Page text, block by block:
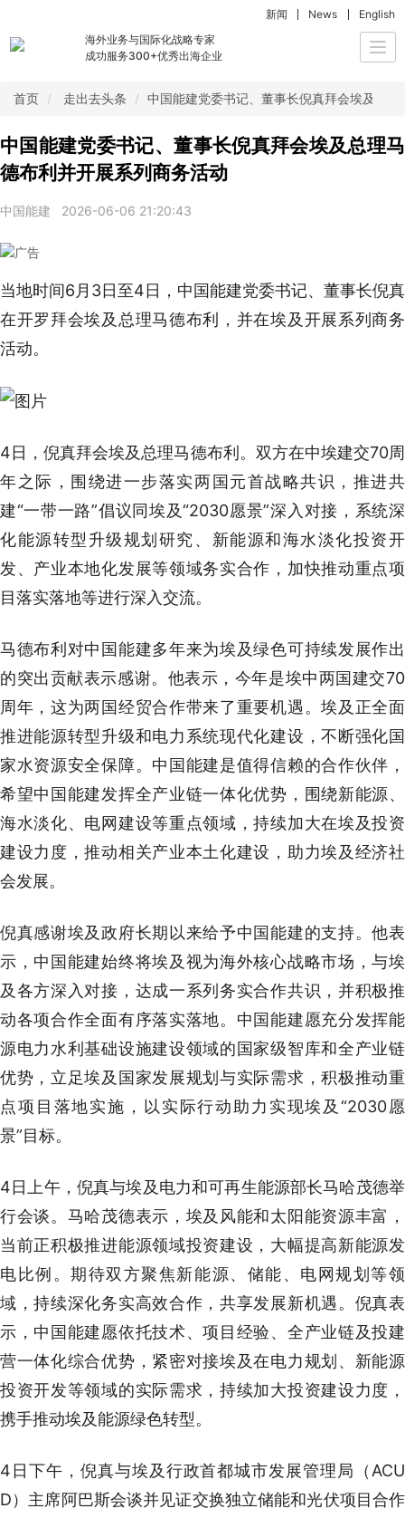
海外业务与国际化战略专家
成功服务300+优秀出海企业
新闻 News English
首页 走出去头条 中国能建党委书记、董事长倪真拜会埃及总
中国能建党委书记、董事长倪真拜会埃及总理马
德布利并开展系列商务活动
中国能建 2026-06-06 21:20:43
当地时间6月3日至4日，中国能建党委书记、董事长倪真
在开罗拜会埃及总理马德布利，并在埃及开展系列商务
活动。
4日，倪真拜会埃及总理马德布利。双方在中埃建交70周
年之际，围绕进一步落实两国元首战略共识，推进共
建“一带一路”倡议同埃及“2030愿景”深入对接，系统深
化能源转型升级规划研究、新能源和海水淡化投资开
发、产业本地化发展等领域务实合作，加快推动重点项
目落实落地等进行深入交流。
马德布利对中国能建多年来为埃及绿色可持续发展作出
的突出贡献表示感谢。他表示，今年是埃中两国建交70
周年，这为两国经贸合作带来了重要机遇。埃及正全面
推进能源转型升级和电力系统现代化建设，不断强化国
家水资源安全保障。中国能建是值得信赖的合作伙伴，
希望中国能建发挥全产业链一体化优势，围绕新能源、
海水淡化、电网建设等重点领域，持续加大在埃及投资
建设力度，推动相关产业本土化建设，助力埃及经济社
会发展。
倪真感谢埃及政府长期以来给予中国能建的支持。他表
示，中国能建始终将埃及视为海外核心战略市场，与埃
及各方深入对接，达成一系列务实合作共识，并积极推
动各项合作全面有序落实落地。中国能建愿充分发挥能
源电力水利基础设施建设领域的国家级智库和全产业链
优势，立足埃及国家发展规划与实际需求，积极推动重
点项目落地实施，以实际行动助力实现埃及“2030愿
景”目标。
4日上午，倪真与埃及电力和可再生能源部长马哈茂德举
行会谈。马哈茂德表示，埃及风能和太阳能资源丰富，
当前正积极推进能源领域投资建设，大幅提高新能源发
电比例。期待双方聚焦新能源、储能、电网规划等领
域，持续深化务实高效合作，共享发展新机遇。倪真表
示，中国能建愿依托技术、项目经验、全产业链及投建
营一体化综合优势，紧密对接埃及在电力规划、新能源
投资开发等领域的实际需求，持续加大投资建设力度，
携手推动埃及能源绿色转型。
4日下午，倪真与埃及行政首都城市发展管理局（ACU
D）主席阿巴斯会谈并见证交换独立储能和光伏项目合作